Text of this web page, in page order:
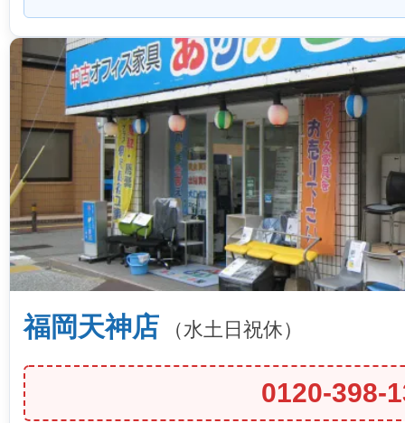
福岡天神店 （水土日祝休）
0120-398-